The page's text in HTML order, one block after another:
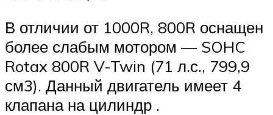
В отличии от 1000R, 800R оснащен
более слабым мотором — SOHC
Rotax 800R V-Twin (71 л.с., 799,9
см3). Данный двигатель имеет 4
клапана на цилиндр .